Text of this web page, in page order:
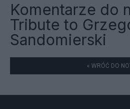
Komentarze do
Tribute to
Sandomierski
« WRÓĆ DO